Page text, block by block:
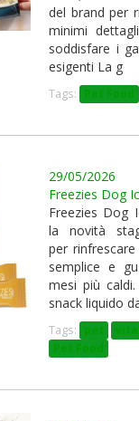
del brand per
minimi
soddisfare i
esigenti La g
Tags: Pet Food
29/05/2026
Freezies Dog
Freezies Dog
la novità
per
semplice e
mesi più
snack liquido
Tags: pet
Pet Food